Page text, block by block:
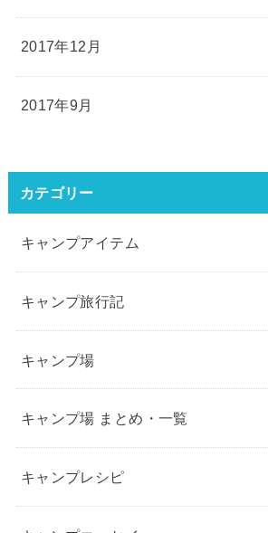
2017年12月
2017年9月
カテゴリー
キャンプアイテム
キャンプ旅行記
キャンプ場
キャンプ場 まとめ・一覧
キャンプレシピ